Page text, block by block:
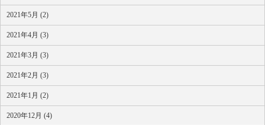
2021年5月 (2)
2021年4月 (3)
2021年3月 (3)
2021年2月 (3)
2021年1月 (2)
2020年12月 (4)